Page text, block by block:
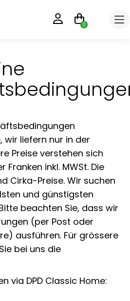
0
wir liefern nur in der
Preise verstehen sich
Franken inkl. MWSt. Die
Cirka-Preise. Wir suchen
und günstigsten
beachten Sie, dass wir
(per Post oder
ausführen. Für grössere
bei uns die
via DPD Classic Home: